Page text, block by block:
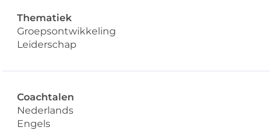
Thematiek
Groepsontwikkeling
Leiderschap
Coachtalen
Nederlands
Engels